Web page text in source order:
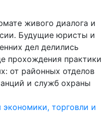
живого диалога и
Будущие юристы и
дел делились
прохождения практики
от районных отделов
и служб охраны